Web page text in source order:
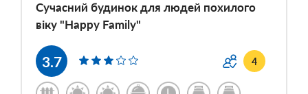
Сучасний будинок для людей похилого
віку "Happy Family"
3.7 4